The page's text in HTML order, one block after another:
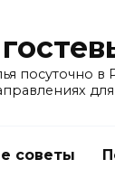
посуточно в
советы